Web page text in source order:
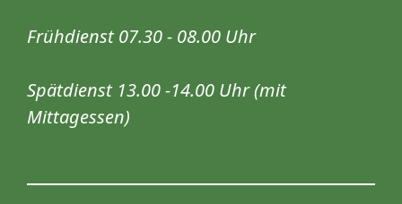
Frühdienst 07.30 - 08.00 Uhr
Spätdienst 13.00 -14.00 Uhr (mit
Mittagessen)